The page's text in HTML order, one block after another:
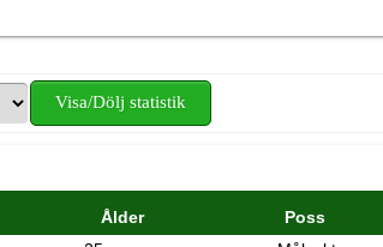
Visa/Dölj statistik
Ålder
Poss